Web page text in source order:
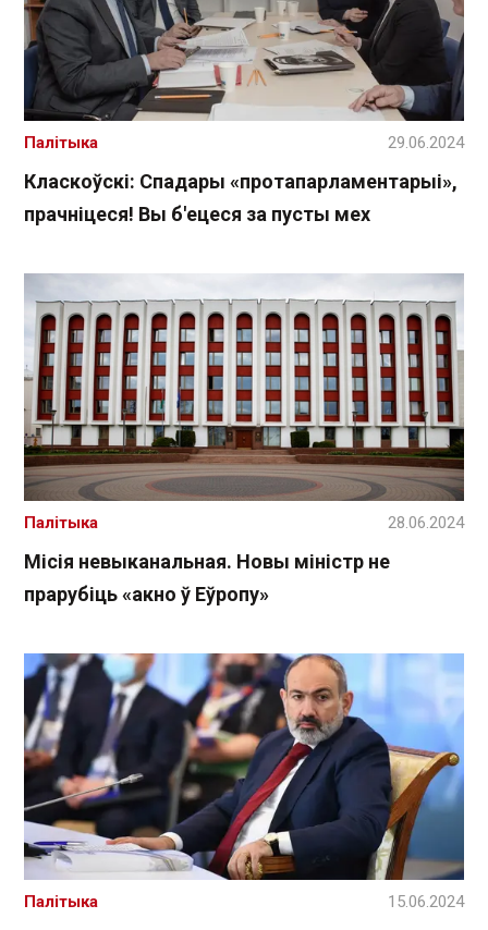
Класкоўскі: Спадары «протапарламентарыі»,
прачніцеся! Вы б'ецеся за пусты мех
Палітыка 29.06.2024
Місія невыканальная. Новы міністр не
прарубіць «акно ў Еўропу»
Палітыка 28.06.2024
Палітыка 15.06.2024